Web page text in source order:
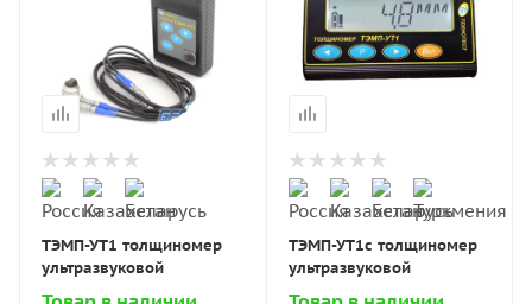
ТЭМП-УТ1 толщиномер
ультразвуковой
ТЭМП-УТ1c толщиномер
ультразвуковой